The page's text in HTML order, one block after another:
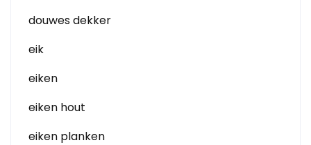
douwes dekker
eik
eiken
eiken hout
eiken planken